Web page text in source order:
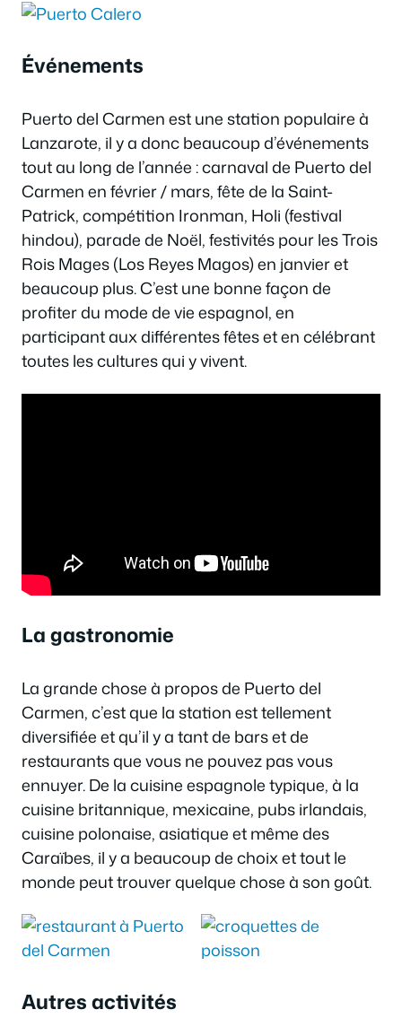
Événements
Puerto del Carmen est une station populaire à
Lanzarote, il y a donc beaucoup d’événements
tout au long de l’année : carnaval de Puerto del
Carmen en février / mars, fête de la Saint-
Patrick, compétition Ironman, Holi (festival
hindou), parade de Noël, festivités pour les Trois
Rois Mages (Los Reyes Magos) en janvier et
beaucoup plus. C’est une bonne façon de
profiter du mode de vie espagnol, en
participant aux différentes fêtes et en célébrant
toutes les cultures qui y vivent.
La gastronomie
La grande chose à propos de Puerto del
Carmen, c’est que la station est tellement
diversifiée et qu’il y a tant de bars et de
restaurants que vous ne pouvez pas vous
ennuyer. De la cuisine espagnole typique, à la
cuisine britannique, mexicaine, pubs irlandais,
cuisine polonaise, asiatique et même des
Caraïbes, il y a beaucoup de choix et tout le
monde peut trouver quelque chose à son goût.
Autres activités